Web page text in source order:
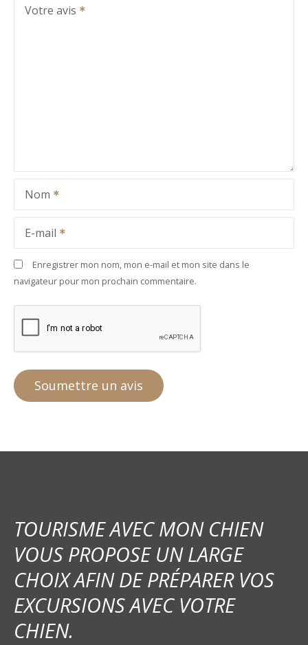
Votre avis
Nom
E-mail
Enregistrer mon nom, mon e-mail et mon site dans le
navigateur pour mon prochain commentaire.
TOURISME AVEC MON CHIEN
VOUS PROPOSE UN LARGE
CHOIX AFIN DE PRÉPARER VOS
EXCURSIONS AVEC VOTRE
CHIEN.